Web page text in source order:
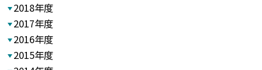
2018年度
2017年度
2016年度
2015年度